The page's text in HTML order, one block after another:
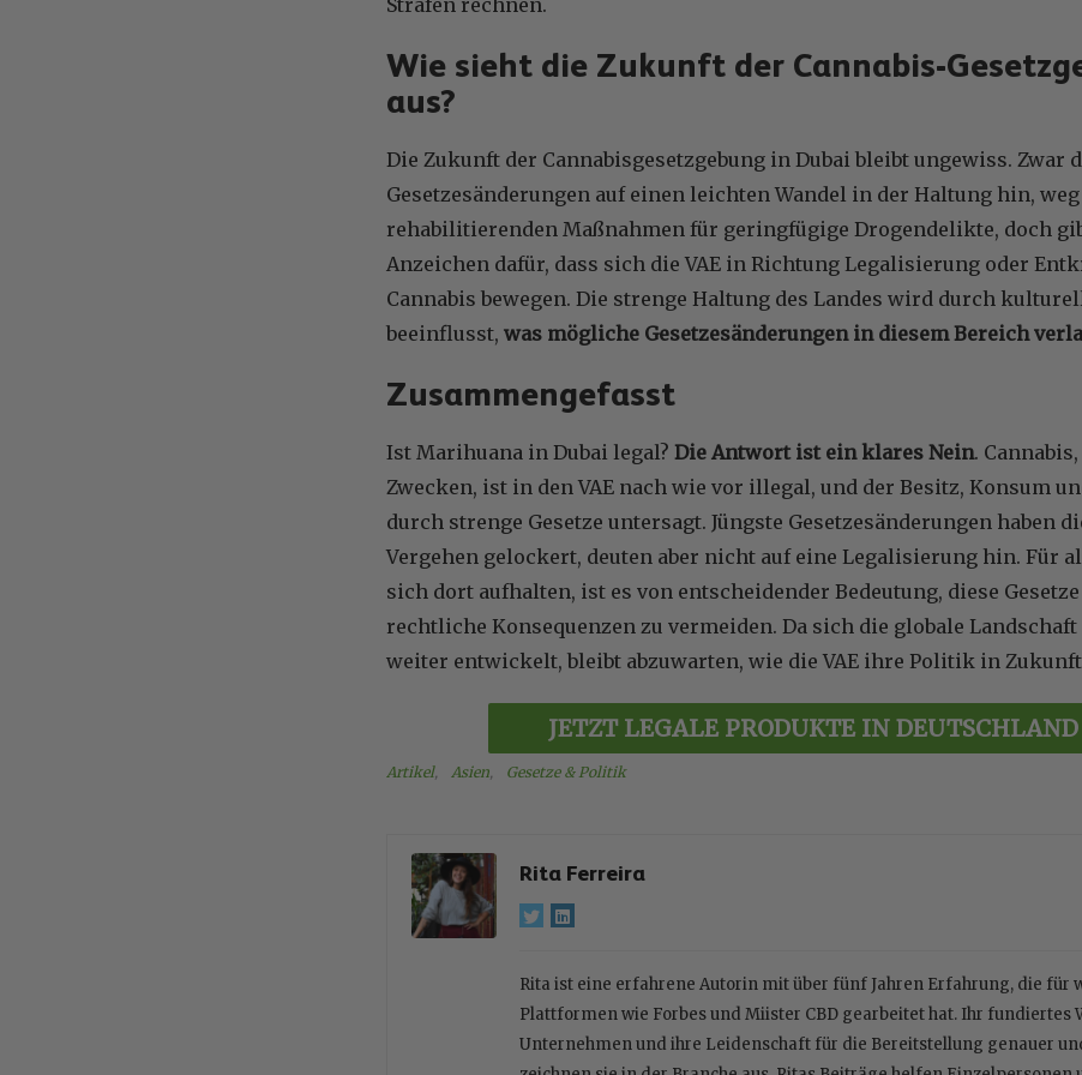
Wie sieht die Zukunft der Cannabis-
aus?
Die Zukunft der Cannabisgesetzgebung in Dubai bleibt ungewiss. Zwar
Gesetzesänderungen auf einen leichten Wandel in der Haltung hin,
rehabilitierenden Maßnahmen für geringfügige Drogendelikte, doch
Anzeichen dafür, dass sich die VAE in Richtung Legalisierung oder
Cannabis bewegen. Die strenge Haltung des Landes wird durch
beeinflusst, was mögliche Gesetzesänderungen in diesem Bereich
Zusammengefasst
Ist Marihuana in Dubai legal? Die Antwort ist ein klares Nein.
Zwecken, ist in den VAE nach wie vor illegal, und der Besitz, Konsum
durch strenge Gesetze untersagt. Jüngste Gesetzesänderungen haben
Vergehen gelockert, deuten aber nicht auf eine Legalisierung hin. Für
sich dort aufhalten, ist es von entscheidender Bedeutung, diese
rechtliche Konsequenzen zu vermeiden. Da sich die globale Landschaft
weiter entwickelt, bleibt abzuwarten, wie die VAE ihre Politik in
JETZT LEGALE PRODUKTE IN
Artikel, Asien Gesetze & Politik
Rita Ferreira
Rita ist eine erfahrene Autorin mit über fünf Jahren Erfahrung, die für
Plattformen wie Forbes und Miister CBD gearbeitet hat. Ihr fundiertes
Unternehmen und ihre Leidenschaft für die Bereitstellung genauer